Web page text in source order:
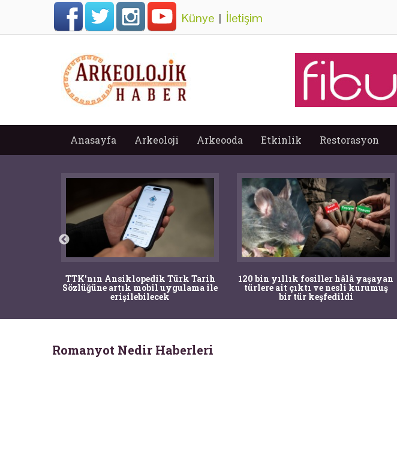
Künye | İletişim
Anasayfa Arkeoloji Arkeooda Etkinlik Restorasyon
TTK'nın Ansiklopedik Türk Tarih
Sözlüğüne artık mobil uygulama ile
erişilebilecek
120 bin yıllık fosiller hâlâ yaşayan
türlere ait çıktı ve nesli kurumuş
bir tür keşfedildi
Romanyot Nedir Haberleri